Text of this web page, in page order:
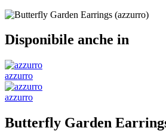
Disponibile anche in
azzurro
azzurro
Butterfly Garden